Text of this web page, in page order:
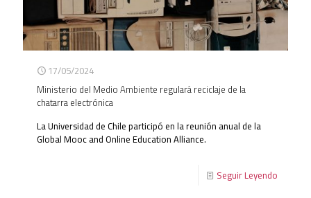
17/05/2024
Ministerio del Medio Ambiente regulará reciclaje de la
chatarra electrónica
La Universidad de Chile participó en la reunión anual de la
Global Mooc and Online Education Alliance.
Seguir Leyendo